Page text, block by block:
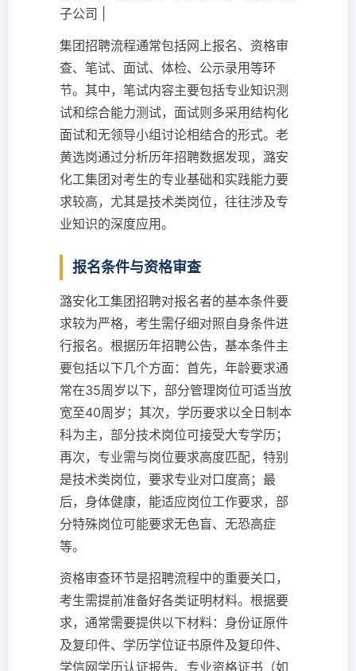
子公司 |
集团招聘流程通常包括网上报名、资格审
查、笔试、面试、体检、公示录用等环
节。其中，笔试内容主要包括专业知识测
试和综合能力测试，面试则多采用结构化
面试和无领导小组讨论相结合的形式。老
黄选岗通过分析历年招聘数据发现，潞安
化工集团对考生的专业基础和实践能力要
求较高，尤其是技术类岗位，往往涉及专
业知识的深度应用。
报名条件与资格审查
潞安化工集团招聘对报名者的基本条件要
求较为严格，考生需仔细对照自身条件进
行报名。根据历年招聘公告，基本条件主
要包括以下几个方面：首先，年龄要求通
常在35周岁以下，部分管理岗位可适当放
宽至40周岁；其次，学历要求以全日制本
科为主，部分技术岗位可接受大专学历；
再次，专业需与岗位要求高度匹配，特别
是技术类岗位，要求专业对口度高；最
后，身体健康，能适应岗位工作要求，部
分特殊岗位可能要求无色盲、无恐高症
等。
资格审查环节是招聘流程中的重要关口，
考生需提前准备好各类证明材料。根据要
求，通常需要提供以下材料：身份证原件
及复印件、学历学位证书原件及复印件、
学信网学历认证报告、专业资格证书（如